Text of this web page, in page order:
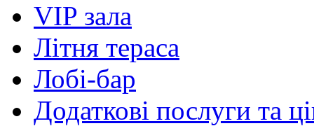
VIP зала
Літня тераса
Лобі-бар
Додаткові послуги та